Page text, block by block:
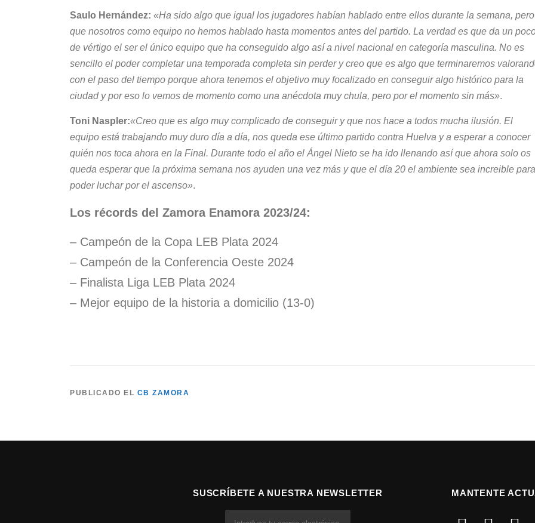
Saulo Hernández: «Ha sido algo que igual los jugadores habían hablado entre ellos durante la semana, pero
que nosotros como equipo no hemos hablado hasta momentos antes del partido. La verdad es que da un
de vértigo el ser el único equipo que ha conseguido algo así a nivel nacional en categoría masculina. No es
sencillo el poder completar una temporada completa sin perder y creo que es algo que terminaremos
con el paso del tiempo porque ahora tenemos el objetivo muy focalizado en conseguir algo histórico para la
ciudad y por eso lo vemos de momento como una anécdota muy chula, pero por el momento sin más».
Toni Naspler:«Creo que es algo muy complicado de conseguir y que nos hace a todos mucha ilusión. El
equipo está trabajando muy duro día a día, nos queda ese último partido contra Huelva y a esperar a conocer
quién nos toca ahora en la Final. Durante todo el año el Ángel Nieto se ha ido llenando así que ahora solo os
queda esperar que la próxima semana nos ayuden una vez más y que el día 20 el ambiente sea increible para
poder luchar por el ascenso».
Los récords del Zamora Enamora 2023/24:
– Campeón de la Copa LEB Plata 2024
– Campeón de la Conferencia Oeste 2024
– Finalista Liga LEB Plata 2024
– Mejor equipo de la historia a domicilio (13-0)
PUBLICADO EL CB ZAMORA
SUSCRÍBETE A NUESTRA NEWSLETTER MANTENTE